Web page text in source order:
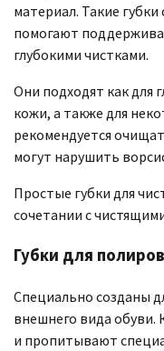
материал. Такие
помогают
глубокими чистками.
Они подходят как для
кожи, а также для
рекомендуется
могут нарушить
Простые губки для
сочетании с
Губки для
Специально созданы
внешнего вида обуви.
и пропитывают